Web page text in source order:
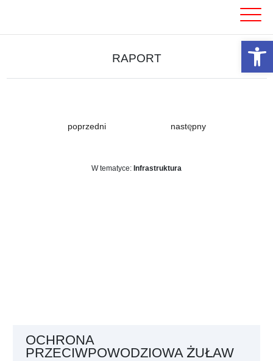
RAPORT
poprzedni następny
W tematyce: Infrastruktura
OCHRONA
PRZECIWPOWODZIOWA ŻUŁAW